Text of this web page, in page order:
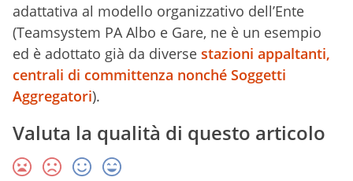
adattativa al modello organizzativo dell’Ente
(Teamsystem PA Albo e Gare, ne è un esempio
ed è adottato già da diverse stazioni appaltanti,
centrali di committenza nonché Soggetti
Aggregatori).
Valuta la qualità di questo articolo